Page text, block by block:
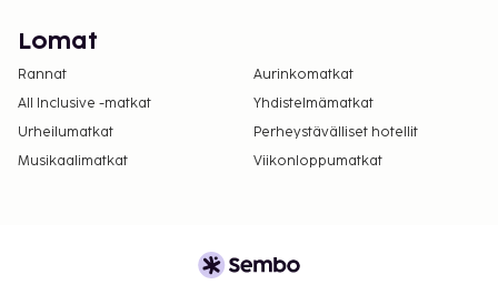
Lomat
Rannat
Aurinkomatkat
All Inclusive -matkat
Yhdistelmämatkat
Urheilumatkat
Perheystävälliset hotellit
Musikaalimatkat
Viikonloppumatkat